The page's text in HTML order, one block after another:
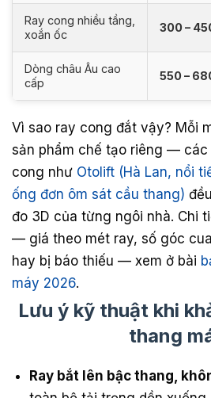
Ray cong nhiều tầng,
xoắn ốc
300 –
Dòng châu Âu cao
cấp
550 –
Vì sao ray cong đắt vậy? Mỗi
sản phẩm chế tạo riêng —
cong như Otolift (Hà Lan, nổi
ống đơn ôm sát cầu thang)
đo 3D của từng ngôi nhà. Chi
— giá theo mét ray, số góc
hay bị báo thiếu — xem ở bài
máy 2026.
Lưu ý kỹ thuật khi
thang
Ray bắt lên bậc thang,